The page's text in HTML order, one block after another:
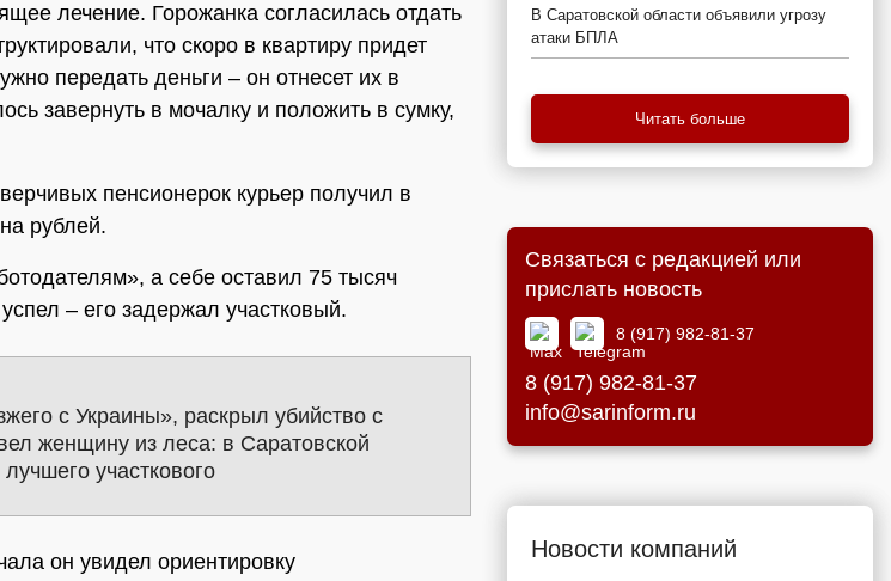
лечение. Горожанка согласилась отдать
что скоро в квартиру придет
передать деньги – он отнесет их в
завернуть в мочалку и положить в сумку,
пенсионерок курьер получил в
рублей.
а себе оставил 75 тысяч
– его задержал участковый.
с Украины», раскрыл убийство с
женщину из леса: в Саратовской
участкового
он увидел ориентировку
В Саратовской области объявили угрозу
атаки БПЛА
Читать больше
Связаться с редакцией или
прислать новость
8 (917) 982-81-37
8 (917) 982-81-37
info@sarinform.ru
Новости компаний